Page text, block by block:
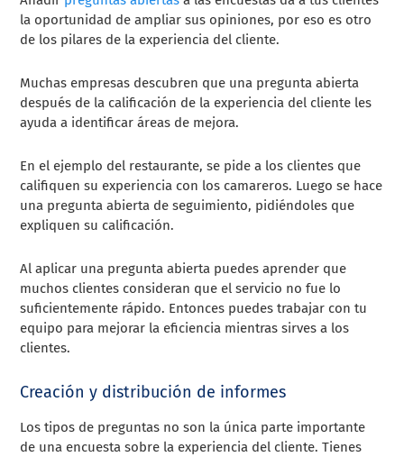
la oportunidad de ampliar sus opiniones, por eso es otro
de los pilares de la experiencia del cliente.
Muchas empresas descubren que una pregunta abierta
después de la calificación de la experiencia del cliente les
ayuda a identificar áreas de mejora.
En el ejemplo del restaurante, se pide a los clientes que
califiquen su experiencia con los camareros. Luego se hace
una pregunta abierta de seguimiento, pidiéndoles que
expliquen su calificación.
Al aplicar una pregunta abierta puedes aprender que
muchos clientes consideran que el servicio no fue lo
suficientemente rápido. Entonces puedes trabajar con tu
equipo para mejorar la eficiencia mientras sirves a los
clientes.
Creación y distribución de informes
Los tipos de preguntas no son la única parte importante
de una encuesta sobre la experiencia del cliente. Tienes